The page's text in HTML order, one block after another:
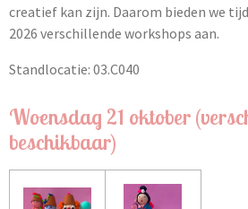
creatief kan zijn. Daarom bieden we
2026 verschillende workshops aan.
Standlocatie: 03.C040
Woensdag 21 oktober
beschikbaar)